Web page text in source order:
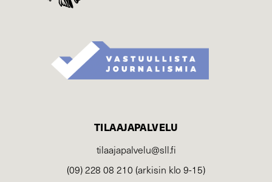
TILAAJAPALVELU
tilaajapalvelu@sll.fi
(09) 228 08 210 (arkisin klo 9-15)